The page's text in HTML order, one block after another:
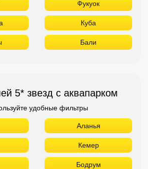
Фукуок
Куба
Бали
5* звезд с аквапарком
удобные фильтры
Аланья
Кемер
Бодрум